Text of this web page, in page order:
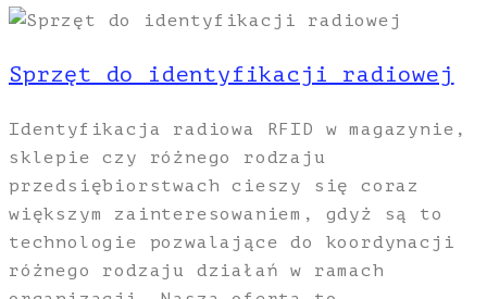
Sprzęt do identyfikacji radiowej
Identyfikacja radiowa RFID w magazynie,
sklepie czy różnego rodzaju
przedsiębiorstwach cieszy się coraz
większym zainteresowaniem, gdyż są to
technologie pozwalające do koordynacji
różnego rodzaju działań w ramach